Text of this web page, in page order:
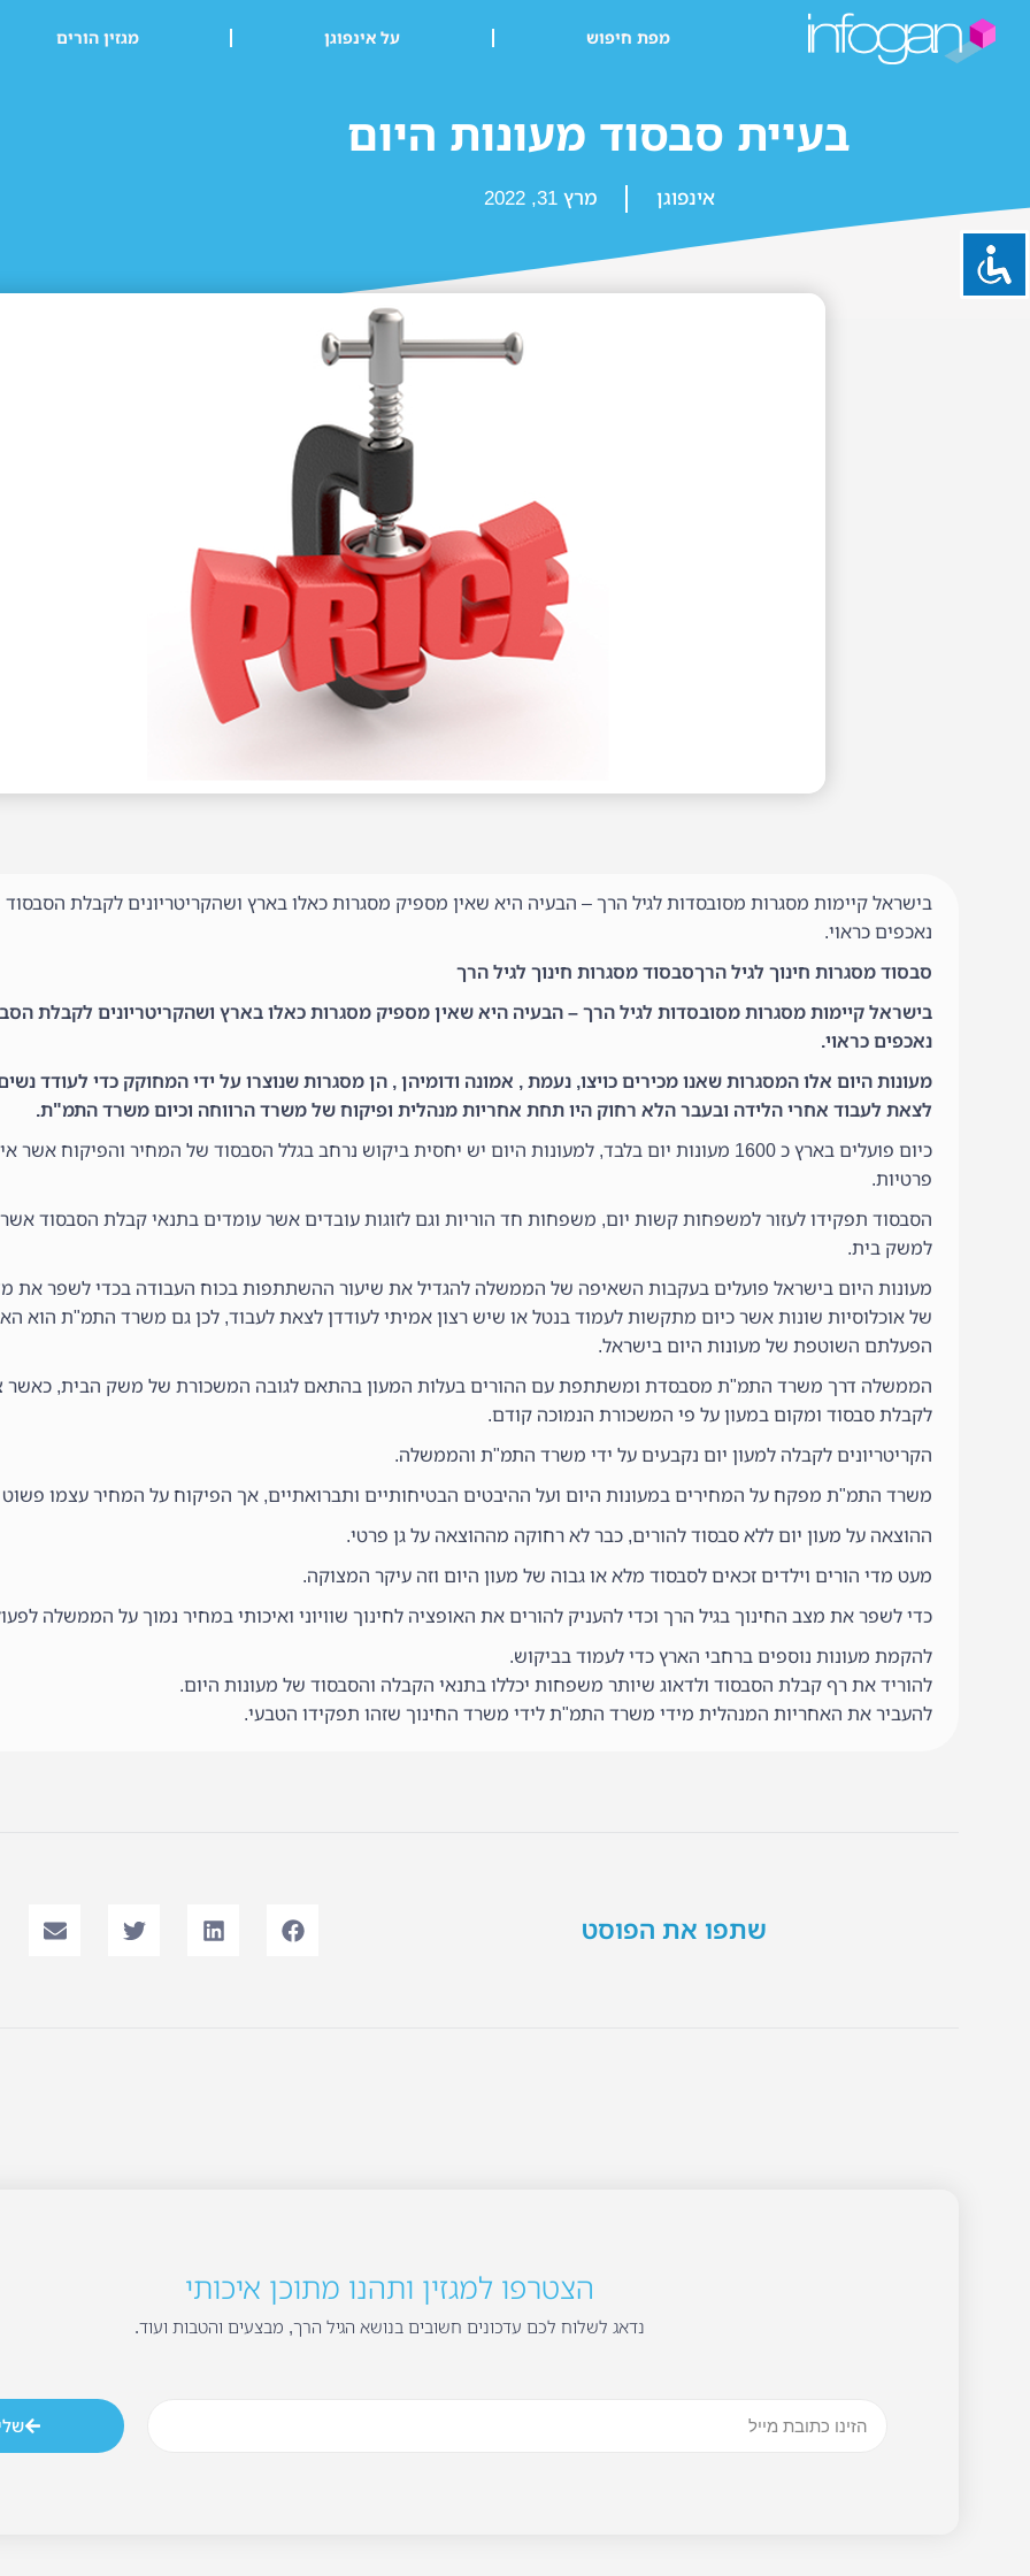
מפת חיפוש על אינפוגן מגזין הורים
בעיית סבסוד מעונות היום
אינפוגן מרץ 31, 2022
בישראל קיימות מסגרות מסובסדות לגיל הרך – הבעיה היא שאין מספיק מסגרות כאלו בארץ ושהקריטריונים לקבלת הסבסוד
נאכפים כראוי.
סבסוד מסגרות חינוך לגיל הרךסבסוד מסגרות חינוך לגיל הרך
בישראל קיימות מסגרות מסובסדות לגיל הרך – הבעיה היא שאין מספיק מסגרות כאלו בארץ ושהקריטריונים לקבלת
נאכפים כראוי.
מעונות היום אלו המסגרות שאנו מכירים כויצו, נעמת , אמונה ודומיהן , הן מסגרות שנוצרו על ידי המחוקק כדי לעודד
לצאת לעבוד אחרי הלידה ובעבר הלא רחוק היו תחת אחריות מנהלית ופיקוח של משרד הרווחה וכיום משרד התמ"ת.
כיום פועלים בארץ כ 1600 מעונות יום בלבד, למעונות היום יש יחסית ביקוש נרחב בגלל הסבסוד של המחיר והפיקוח
פרטיות.
הסבסוד תפקידו לעזור למשפחות קשות יום, משפחות חד הוריות וגם לזוגות עובדים אשר עומדים בתנאי קבלת הסבסוד
למשק בית.
מעונות היום בישראל פועלים בעקבות השאיפה של הממשלה להגדיל את שיעור ההשתתפות בכוח העבודה בכדי לשפר את
של אוכלוסיות שונות אשר כיום מתקשות לעמוד בנטל או שיש רצון אמיתי לעודדן לצאת לעבוד, לכן גם משרד התמ"ת הוא
הפעלתם השוטפת של מעונות היום בישראל.
הממשלה דרך משרד התמ"ת מסבסדת ומשתתפת עם ההורים בעלות המעון בהתאם לגובה המשכורת של משק הבית, כאשר
לקבלת סבסוד ומקום במעון על פי המשכורת הנמוכה קודם.
הקריטריונים לקבלה למעון יום נקבעים על ידי משרד התמ"ת והממשלה.
משרד התמ"ת מפקח על המחירים במעונות היום ועל ההיבטים הבטיחותיים ותברואתיים, אך הפיקוח על המחיר עצמו פשוט
ההוצאה על מעון יום ללא סבסוד להורים, כבר לא רחוקה מההוצאה על גן פרטי.
מעט מדי הורים וילדים זכאים לסבסוד מלא או גבוה של מעון היום וזה עיקר המצוקה.
כדי לשפר את מצב החינוך בגיל הרך וכדי להעניק להורים את האופציה לחינוך שוויוני ואיכותי במחיר נמוך על הממשלה
להקמת מעונות נוספים ברחבי הארץ כדי לעמוד בביקוש.
להוריד את רף קבלת הסבסוד ולדאוג שיותר משפחות יכללו בתנאי הקבלה והסבסוד של מעונות היום.
להעביר את האחריות המנהלית מידי משרד התמ"ת לידי משרד החינוך שזהו תפקידו הטבעי.
שתפו את הפוסט
הצטרפו למגזין ותהנו מתוכן איכותי
נדאג לשלוח לכם עדכונים חשובים בנושא הגיל הרך, מבצעים והטבות ועוד.